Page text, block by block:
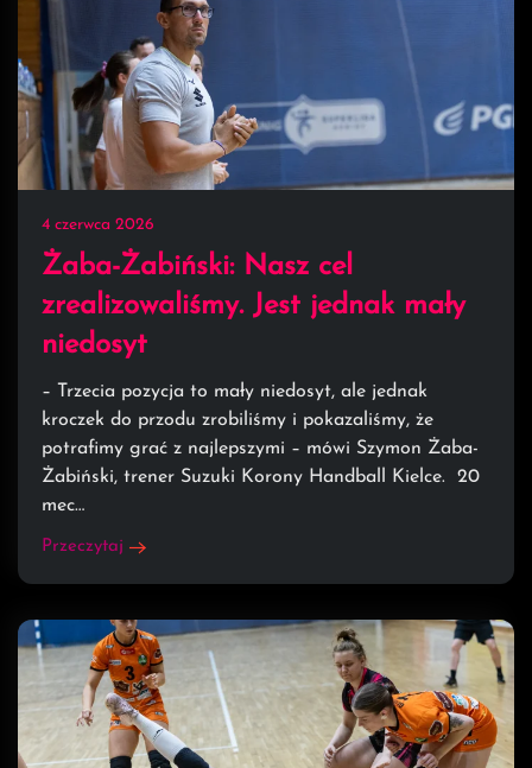
4 czerwca 2026
Żaba-Żabiński: Nasz cel
zrealizowaliśmy. Jest jednak mały
niedosyt
– Trzecia pozycja to mały niedosyt, ale jednak
kroczek do przodu zrobiliśmy i pokazaliśmy, że
potrafimy grać z najlepszymi – mówi Szymon Żaba-
Żabiński, trener Suzuki Korony Handball Kielce. 20
mec…
Przeczytaj